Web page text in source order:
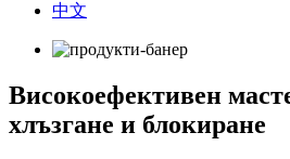
中文
Високоефективен
хлъзгане и блокиране